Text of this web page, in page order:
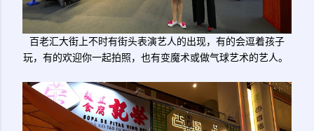
百老汇大街上不时有街头表演艺人的出现，有的会逗着孩子
玩，有的欢迎你一起拍照，也有变魔术或做气球艺术的艺人。